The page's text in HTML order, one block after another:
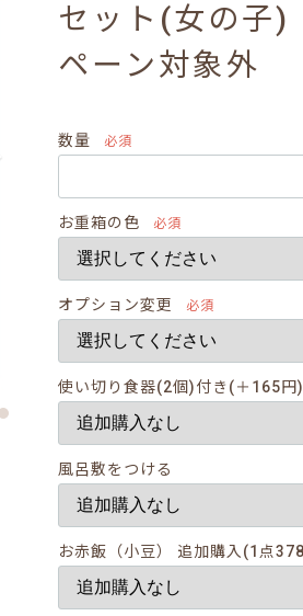
セット(女の
ペーン対象外
数量 必須
お重箱の色 必須
オプション変更 必須
使い切り食器(2個)付き(＋165円)
風呂敷をつける
お赤飯（小豆） 追加購入(1点